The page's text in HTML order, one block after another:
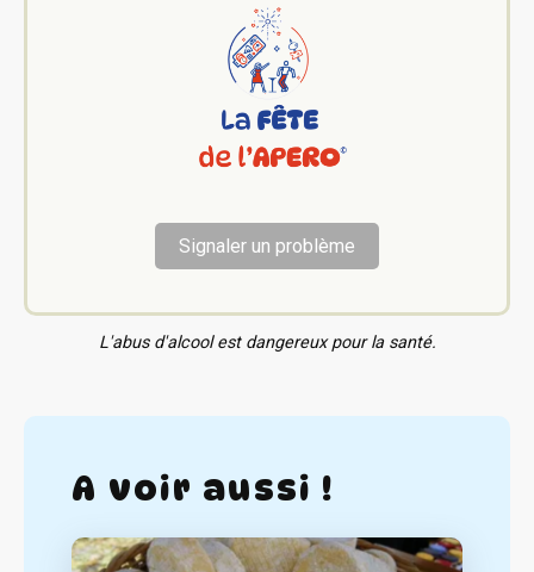
Signaler un problème
L'abus d'alcool est dangereux pour la santé.
A voir aussi !